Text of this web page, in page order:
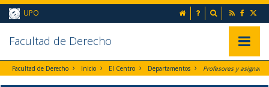
Ir al contenido principal de la página (alt + s)
Ir a la cabecera de la página (alt + c)
Ir al pie de la página (alt + p)
Ir al menú principal (alt + u)
UPO inicio Preguntas
Buscador
Facultad de Derecho
Facultad de Derecho Inicio El Centro Departamentos